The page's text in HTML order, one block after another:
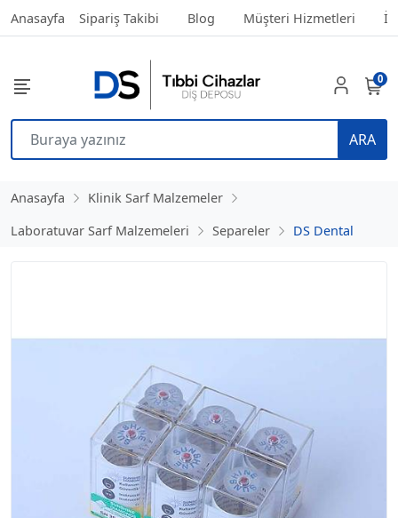
Anasayfa Sipariş Takibi Blog Müşteri Hizmetleri
ARA
0
Anasayfa
Klinik Sarf Malzemeler
Laboratuvar Sarf Malzemeleri
Separeler DS Dental